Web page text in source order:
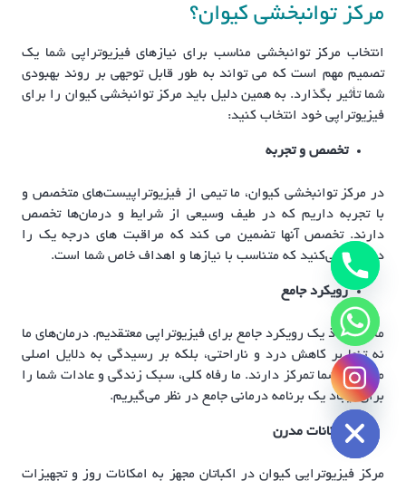
مرکز توانبخشی کیوان؟
انتخاب مرکز توانبخشی مناسب برای نیازهای فیزیوتراپی شما یک
تصمیم مهم است که می تواند به طور قابل توجهی بر روند بهبودی
شما تأثیر بگذارد. به همین دلیل باید مرکز توانبخشی کیوان را برای
فیزیوتراپی خود انتخاب کنید:
تخصص و تجربه
در مرکز توانبخشی کیوان، ما تیمی از فیزیوتراپیست‌های متخصص و
با تجربه داریم که در طیف وسیعی از شرایط و درمان‌ها تخصص
دارند. تخصص آنها تضمین می کند که مراقبت های درجه یک را
دریافت می‌کنید که متناسب با نیازها و اهداف خاص شما است.
رویکرد جامع
ما به اتخاذ یک رویکرد جامع برای فیزیوتراپی معتقدیم. درمان‌های ما
نه تنها بر کاهش درد و ناراحتی، بلکه بر رسیدگی به دلایل اصلی
مشکلات شما تمرکز دارند. ما رفاه کلی، سبک زندگی و عادات شما را
برای ایجاد یک برنامه درمانی جامع در نظر می‌گیریم.
امکانات مدرن
مرکز فیزیوتراپی کیوان در اکباتان مجهز به امکانات روز و تجهیزات
Hide
chaty